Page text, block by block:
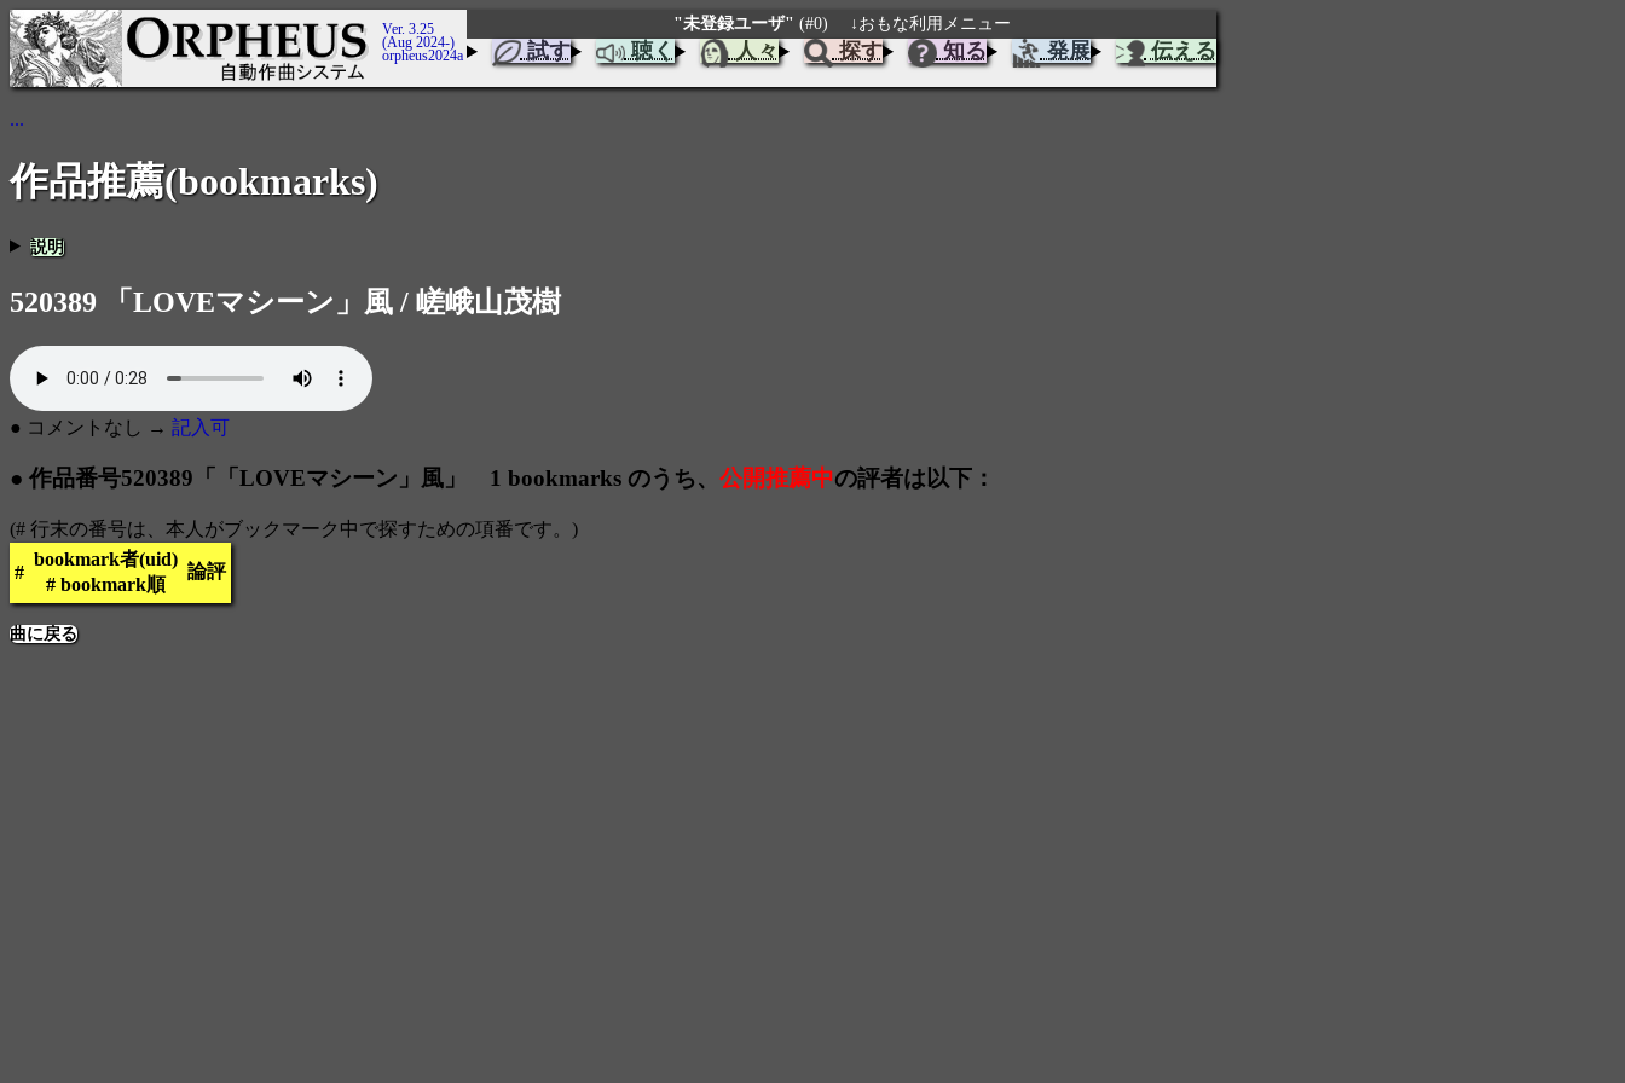
Ver. 3.25
(Aug 2024-)
orpheus2024a
"未登録ユーザ" (#0) ↓おもな利用メニュー
試す 聴く 人々 探す 知る 発展 伝える
...
作品推薦(bookmarks)
説明
520389 「LOVEマシーン」風 / 嵯峨山茂樹
● コメントなし → 記入可
● 作品番号520389「「LOVEマシーン」風」 1 bookmarks のうち、 公開推薦中の評者は以下：
(# 行末の番号は、本人がブックマーク中で探すための項番です。)
#
bookmark者(uid)
# bookmark順
論評
曲に戻る